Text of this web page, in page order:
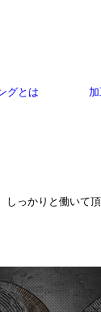
グとは
っかりと働いて